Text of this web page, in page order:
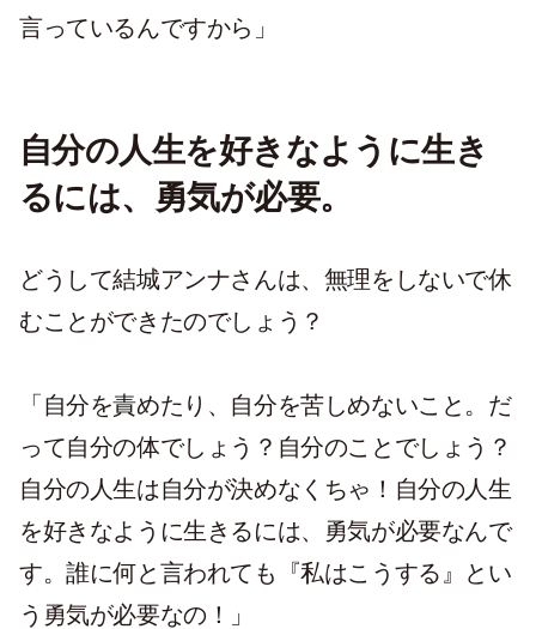
言っているんですから」
自分の人生を好きなように生き
るには、勇気が必要。
どうして結城アンナさんは、無理をしないで休
むことができたのでしょう？
「自分を責めたり、自分を苦しめないこと。だ
って自分の体でしょう？自分のことでしょう？
自分の人生は自分が決めなくちゃ！自分の人生
を好きなように生きるには、勇気が必要なんで
す。誰に何と言われても『私はこうする』とい
う勇気が必要なの！」